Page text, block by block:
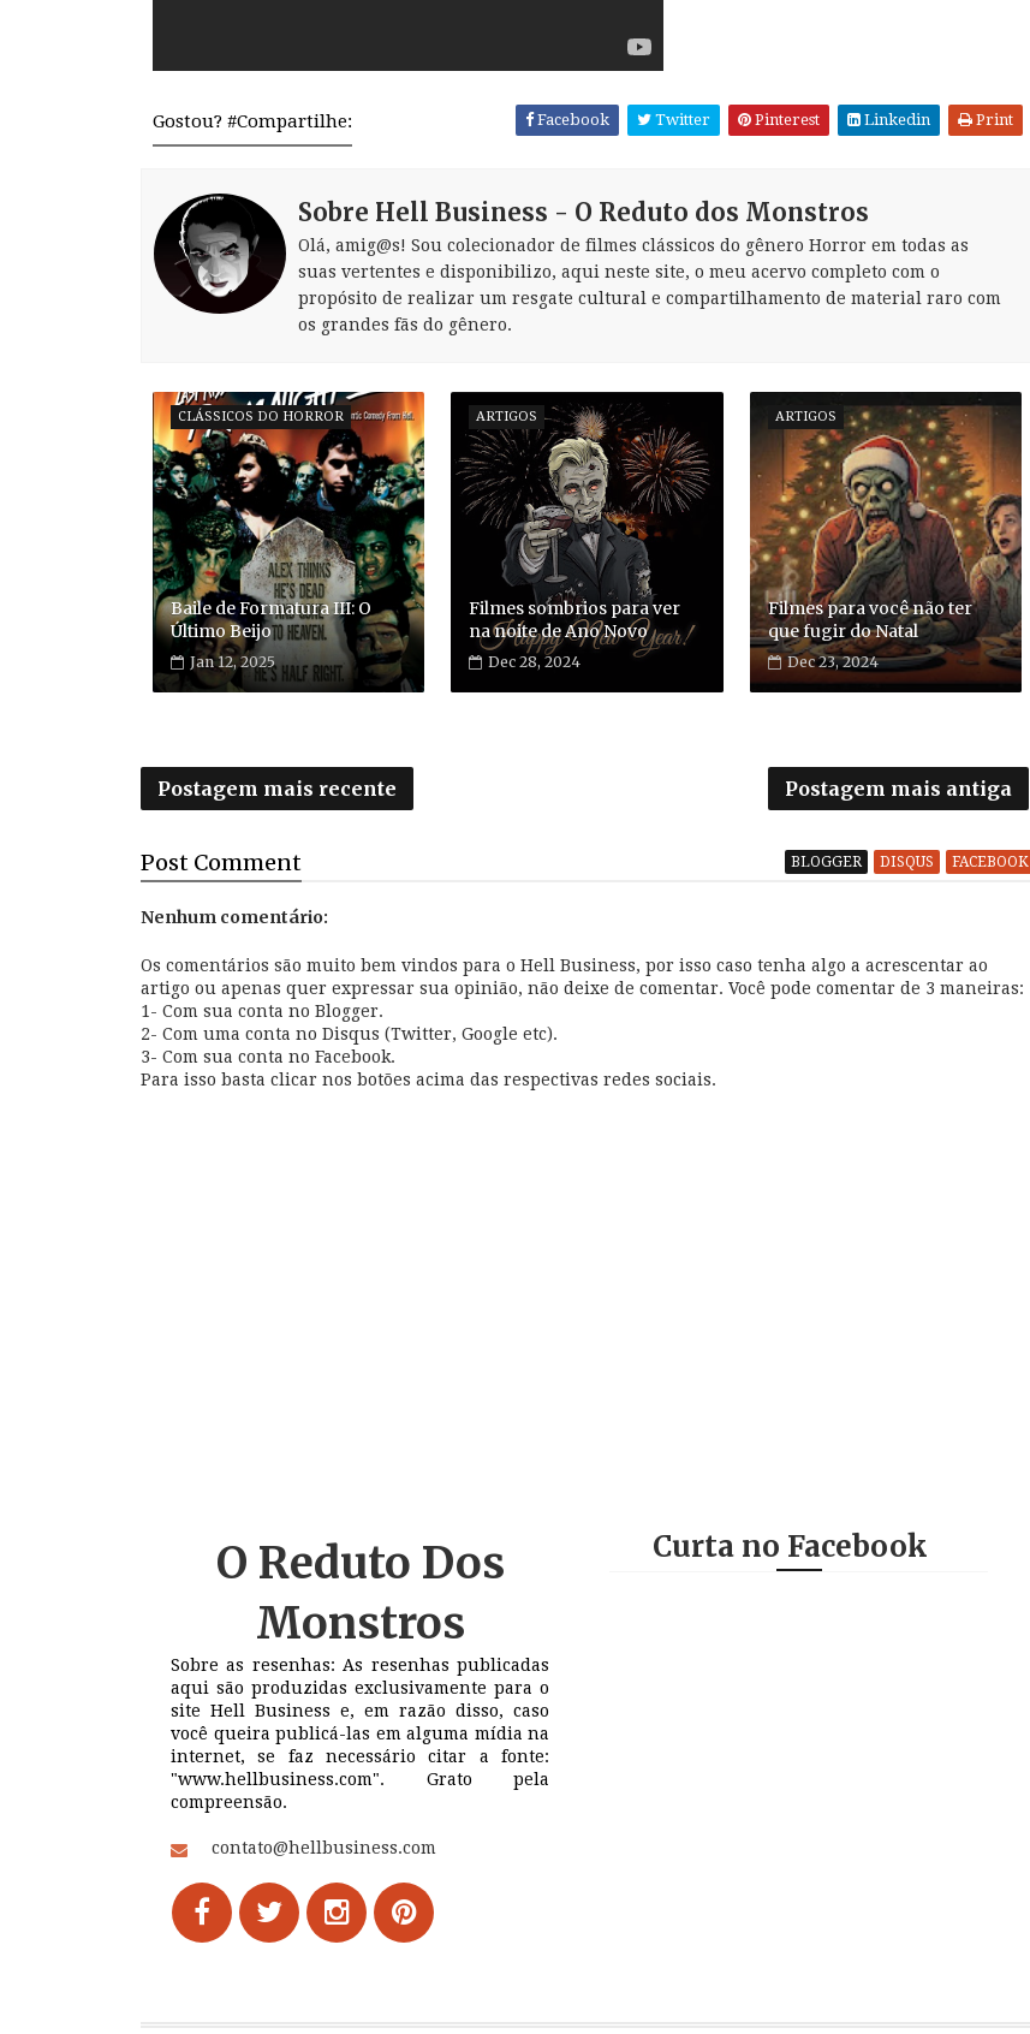
Gostou? #Compartilhe: Facebook Twitter Pinterest Linkedin Print
Sobre Hell Business - O Reduto dos Monstros
Olá, amig@s! Sou colecionador de filmes clássicos do gênero Horror em todas as
suas vertentes e disponibilizo, aqui neste site, o meu acervo completo com o
propósito de realizar um resgate cultural e compartilhamento de material raro com
os grandes fãs do gênero.
CLÁSSICOS DO HORROR
Baile de Formatura III: O
Último Beijo
Jan 12, 2025
ARTIGOS
Filmes sombrios para ver
na noite de Ano Novo
Dec 28, 2024
ARTIGOS
Filmes para você não ter
que fugir do Natal
Dec 23, 2024
Postagem mais recente Postagem mais antiga
Post Comment BLOGGER DISQUS FACEBOOK
Nenhum comentário:
Os comentários são muito bem vindos para o Hell Business, por isso caso tenha algo a acrescentar ao
artigo ou apenas quer expressar sua opinião, não deixe de comentar. Você pode comentar de 3 maneiras:
1- Com sua conta no Blogger.
2- Com uma conta no Disqus (Twitter, Google etc).
3- Com sua conta no Facebook.
Para isso basta clicar nos botões acima das respectivas redes sociais.
O Reduto Dos
Monstros
Sobre as resenhas: As resenhas publicadas
aqui são produzidas exclusivamente para o
site Hell Business e, em razão disso, caso
você queira publicá-las em alguma mídia na
internet, se faz necessário citar a fonte:
"www.hellbusiness.com". Grato pela
compreensão.
contato@hellbusiness.com
Curta no Facebook